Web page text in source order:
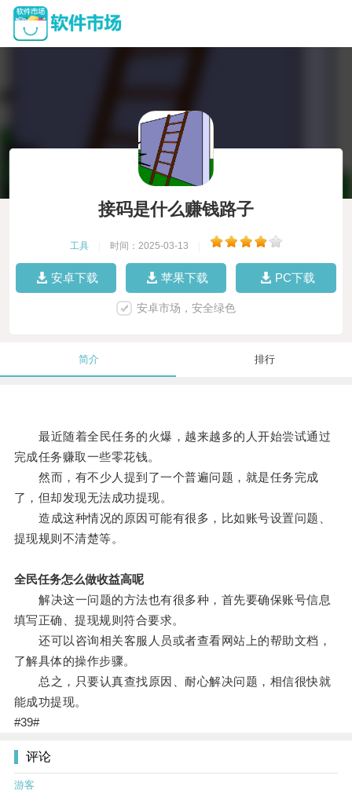
接码是什么赚钱路子
工具 时间：2025-03-13
安卓下载 苹果下载 PC下载
安卓市场，安全绿色
简介 排行
最近随着全民任务的火爆，越来越多的人开始尝试通过
完成任务赚取一些零花钱。
然而，有不少人提到了一个普遍问题，就是任务完成
了，但却发现无法成功提现。
造成这种情况的原因可能有很多，比如账号设置问题、
提现规则不清楚等。
全民任务怎么做收益高呢
解决这一问题的方法也有很多种，首先要确保账号信息
填写正确、提现规则符合要求。
还可以咨询相关客服人员或者查看网站上的帮助文档，
了解具体的操作步骤。
总之，只要认真查找原因、耐心解决问题，相信很快就
能成功提现。
#39#
评论
游客